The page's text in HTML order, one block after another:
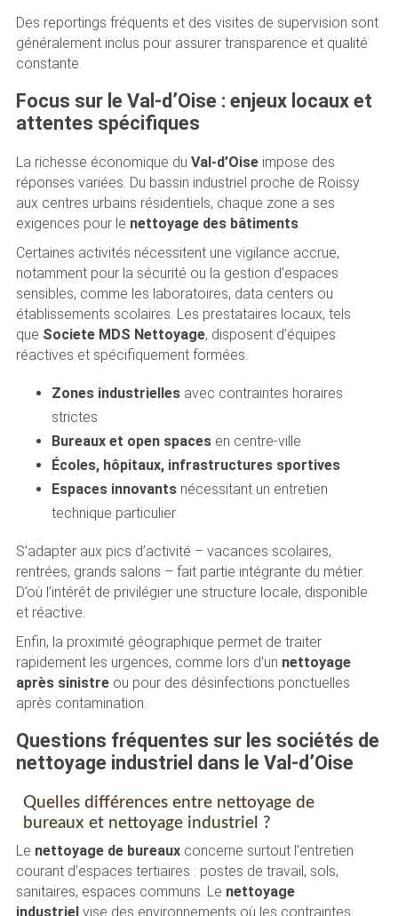
Des reportings fréquents et des visites de supervision sont
généralement inclus pour assurer transparence et qualité
constante.
Focus sur le Val-d’Oise : enjeux locaux et
attentes spécifiques
La richesse économique du Val-d’Oiseimpose des
réponses variées. Du bassin industriel proche de Roissy
aux centres urbains résidentiels, chaque zone a ses
exigences pour le nettoyage des bâtiments.
Certaines activités nécessitent une vigilance accrue,
notamment pour la sécurité ou la gestion d’espaces
sensibles, comme les laboratoires, data centers ou
établissements scolaires. Les prestataires locaux, tels
que Societe MDS Nettoyage, disposent d’équipes
réactives et spécifiquement formées.
Zones industriellesavec contraintes horaires
strictes
Bureaux et open spacesen centre-ville
Écoles, hôpitaux, infrastructures sportives
Espaces innovantsnécessitant un entretien
technique particulier
S’adapter aux pics d’activité – vacances scolaires,
rentrées, grands salons – fait partie intégrante du métier.
D’où l’intérêt de privilégier une structure locale, disponible
et réactive.
Enfin, la proximité géographique permet de traiter
rapidement les urgences, comme lors d’un nettoyage
après sinistreou pour des désinfections ponctuelles
après contamination.
Questions fréquentes sur les sociétés de
nettoyage industriel dans le Val-d’Oise
Quelles différences entre nettoyage de
bureaux et nettoyage industriel ?
Le nettoyage de bureauxconcerne surtout l’entretien
courant d’espaces tertiaires : postes de travail, sols,
sanitaires, espaces communs. Le nettoyage
industrielvise des environnements où les contraintes